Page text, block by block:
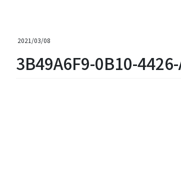
2021/03/08
3B49A6F9-0B10-